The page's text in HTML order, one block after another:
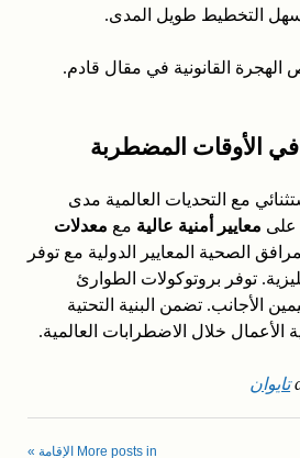
التخطيط طويل المدى.
القانونية في مقال قادم.
في الأوقات المضطربة
مع التحديات العالمية مدى
على معايير أمنية عالية مع معدلات
الصحية المعايير الدولية مع توفر
توفر بروتوكولات الطوارئ
الأجانب. تضمن البنية التحتية
الأعمال خلال الاضطرابات العالمية.
تايوان
More posts in الإقامة »